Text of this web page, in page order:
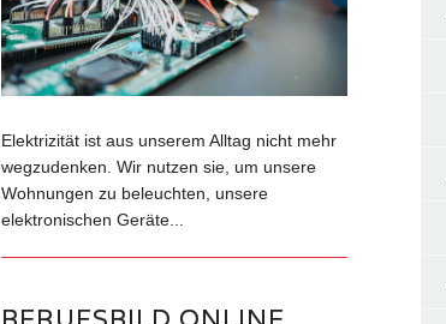
Elektrizität ist aus unserem Alltag nicht mehr
wegzudenken. Wir nutzen sie, um unsere
Wohnungen zu beleuchten, unsere
elektronischen Geräte...